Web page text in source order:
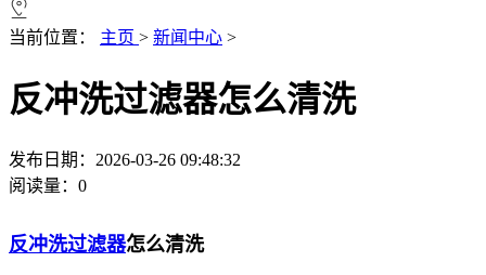
当前位置： 主页 > 新闻中心 >
反冲洗过滤器怎么清洗
发布日期：2026-03-26 09:48:32
阅读量： 0
反冲洗过滤器怎么清洗